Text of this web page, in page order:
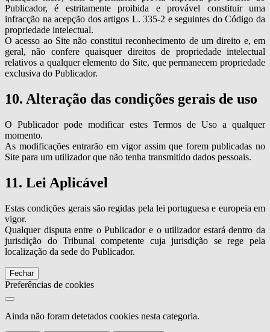
Publicador, é estritamente proibida e provável constituir uma
infracção na acepção dos artigos L. 335-2 e seguintes do Código da
propriedade intelectual.
O acesso ao Site não constitui reconhecimento de um direito e, em
geral, não confere quaisquer direitos de propriedade intelectual
relativos a qualquer elemento do Site, que permanecem propriedade
exclusiva do Publicador.
10. Alteração das condições gerais de uso
O Publicador pode modificar estes Termos de Uso a qualquer
momento.
As modificações entrarão em vigor assim que forem publicadas no
Site para um utilizador que não tenha transmitido dados pessoais.
11. Lei Aplicável
Estas condições gerais são regidas pela lei portuguesa e europeia em
vigor.
Qualquer disputa entre o Publicador e o utilizador estará dentro da
jurisdição do Tribunal competente cuja jurisdição se rege pela
localização da sede do Publicador.
Fechar
Preferências de cookies
Ainda não foram detetados cookies nesta categoria.